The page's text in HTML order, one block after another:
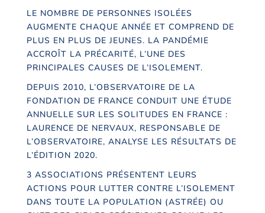
LE NOMBRE DE PERSONNES ISOLÉES
AUGMENTE CHAQUE ANNÉE ET COMPREND DE
PLUS EN PLUS DE JEUNES. LA PANDÉMIE
ACCROÎT LA PRÉCARITÉ, L’UNE DES
PRINCIPALES CAUSES DE L’ISOLEMENT.
DEPUIS 2010, L’OBSERVATOIRE DE LA
FONDATION DE FRANCE CONDUIT UNE ÉTUDE
ANNUELLE SUR LES SOLITUDES EN FRANCE :
LAURENCE DE NERVAUX, RESPONSABLE DE
L’OBSERVATOIRE, ANALYSE LES RÉSULTATS DE
L’ÉDITION 2020.
3 ASSOCIATIONS PRÉSENTENT LEURS
ACTIONS POUR LUTTER CONTRE L’ISOLEMENT
DANS TOUTE LA POPULATION (ASTRÉE) OU